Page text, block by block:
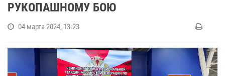
РУКОПАШНОМУ БОЮ
04 марта 2024, 13:23